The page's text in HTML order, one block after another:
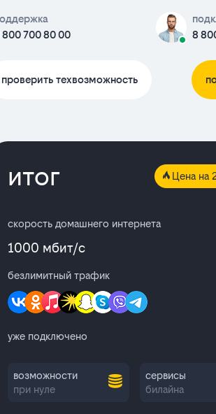
800 700 80 00
8
проверить техвозможность
итог Цена на
скорость домашнего интернета
1000 мбит/с
безлимитный трафик
уже подключено
возможности
при нуле
сервисы
билайна